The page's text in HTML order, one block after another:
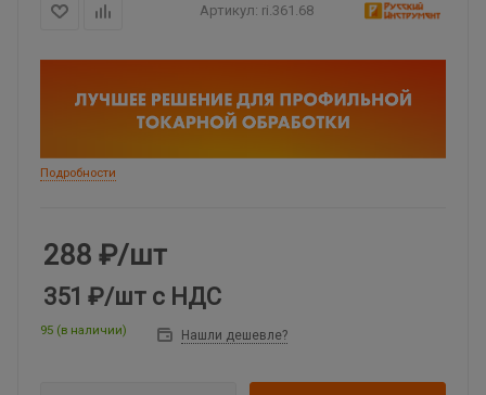
Артикул: ri.361.68
Подробности
288 ₽/шт
351 ₽/шт с НДС
95 (в наличии) Нашли дешевле?